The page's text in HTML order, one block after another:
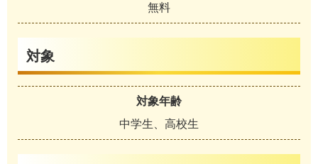
無料
対象
対象年齢
中学生、高校生